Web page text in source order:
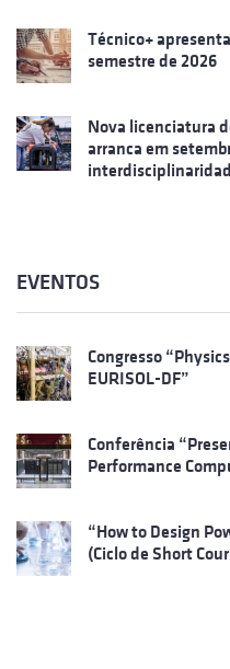
Técnico+
semestre de 2026
Nova licenciatura
arranca em
EVENTOS
Congresso
EURISOL-DF”
Conferência
Performance
“How to Design
(Ciclo de Short